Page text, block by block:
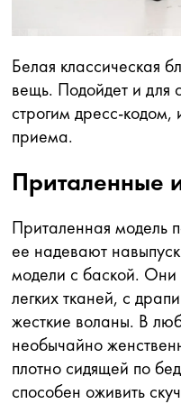
Белая классическая
вещь. Подойдет и для
строгим дресс-кодом,
приема.
Приталенные
Приталенная модель
ее надевают
модели с баской. Они
легких тканей, с
жесткие воланы. В
необычайно
плотно сидящей по
способен оживить